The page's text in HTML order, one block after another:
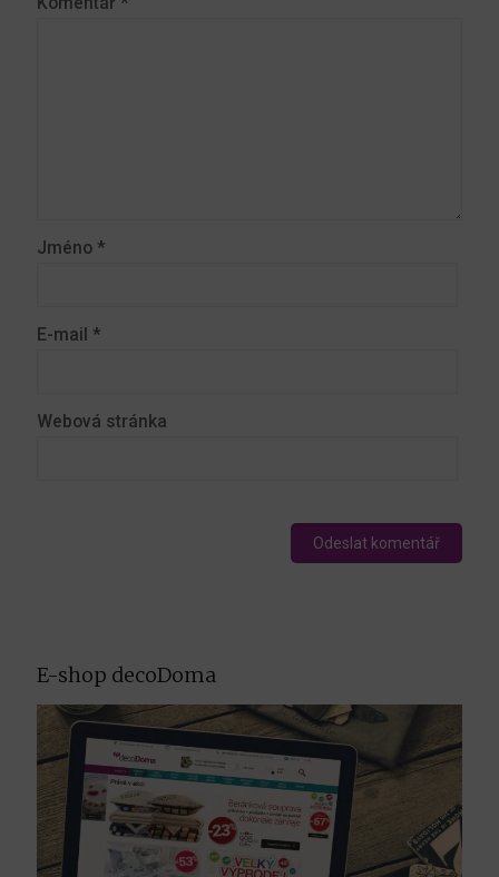
Jméno *
E-mail *
Webová stránka
E-shop decoDoma